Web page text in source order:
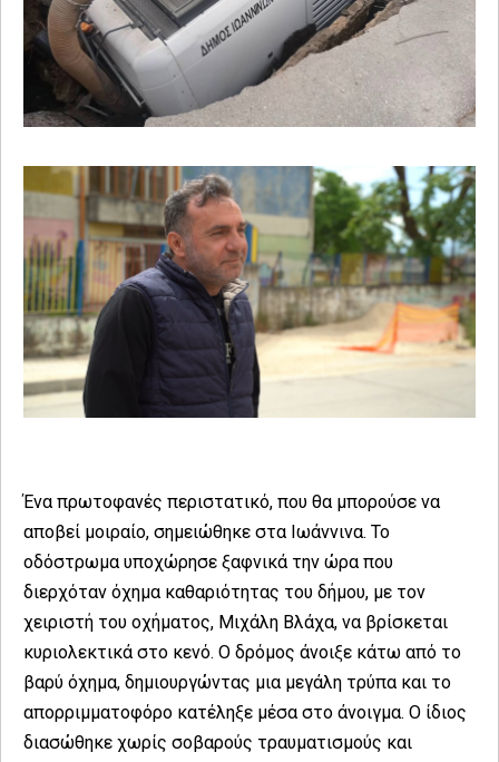
Ένα πρωτοφανές περιστατικό, που θα μπορούσε να
αποβεί μοιραίο, σημειώθηκε στα Ιωάννινα. Το
οδόστρωμα υποχώρησε ξαφνικά την ώρα που
διερχόταν όχημα καθαριότητας του δήμου, με τον
χειριστή του οχήματος, Μιχάλη Βλάχα, να βρίσκεται
κυριολεκτικά στο κενό. Ο δρόμος άνοιξε κάτω από το
βαρύ όχημα, δημιουργώντας μια μεγάλη τρύπα και το
απορριμματοφόρο κατέληξε μέσα στο άνοιγμα. Ο ίδιος
διασώθηκε χωρίς σοβαρούς τραυματισμούς και